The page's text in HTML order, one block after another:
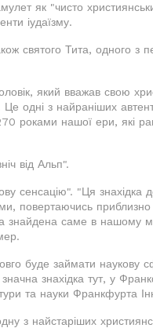
як "чисто
іудаїзму.
святого Тита, одного з
який вважав свою
одні з найраніших
роками нашої ери, які
від Альп".
сенсацію". "Ця знахідка
повертаючись
знайдена саме в нашому
буде займати наукову
значна знахідка тут, у
та науки Франкфурта
з найстаріших